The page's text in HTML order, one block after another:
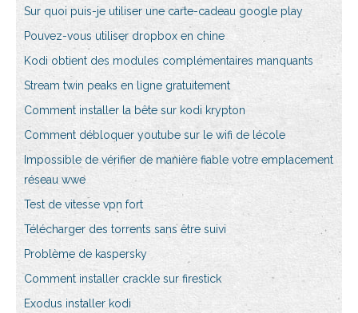
Sur quoi puis-je utiliser une carte-cadeau google play
Pouvez-vous utiliser dropbox en chine
Kodi obtient des modules complémentaires manquants
Stream twin peaks en ligne gratuitement
Comment installer la bête sur kodi krypton
Comment débloquer youtube sur le wifi de lécole
Impossible de vérifier de manière fiable votre emplacement
réseau wwe
Test de vitesse vpn fort
Télécharger des torrents sans être suivi
Problème de kaspersky
Comment installer crackle sur firestick
Exodus installer kodi